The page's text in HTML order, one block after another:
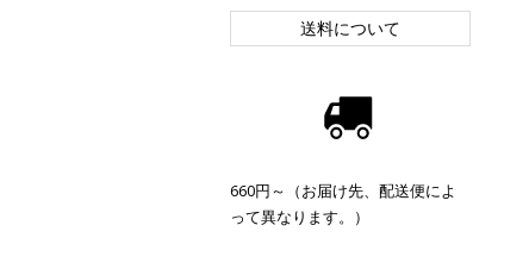
送料について
660円～（お届け先、配送便によ
って異なります。）